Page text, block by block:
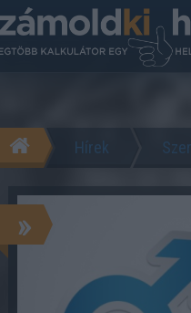
Hírek
»